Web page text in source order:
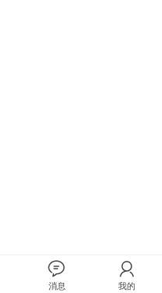
消息 我的